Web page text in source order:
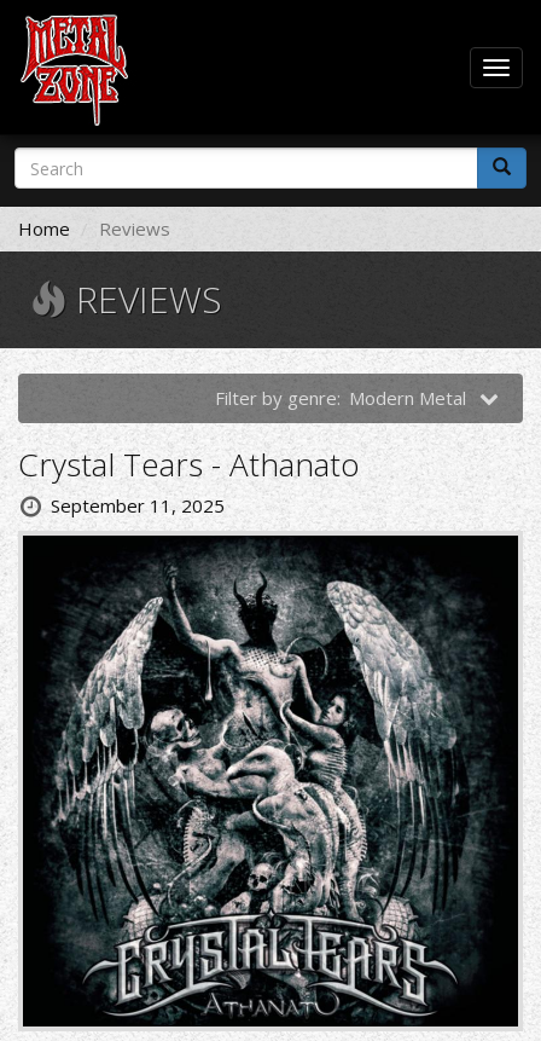
Skip
main
content
Search
form
Search
Home Reviews
REVIEWS
Filter by genre: Modern Metal
Crystal Tears - Athanato
September 11, 2025